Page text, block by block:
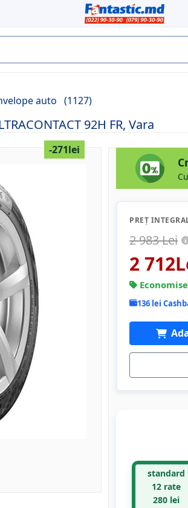
auto (1127)
92H FR, Vara
-271lei
PREȚ
2 983 Lei
2
136 lei
standard
12 rate
280lei